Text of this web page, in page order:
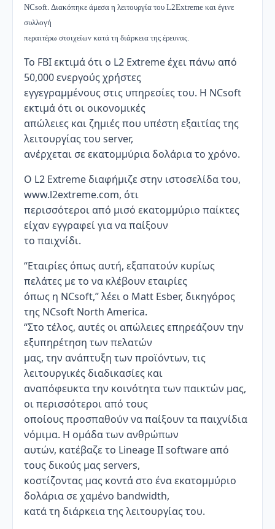
NCsoft. Διακόπηκε άμεσα η λειτουργία του L2Extreme και έγινε
συλλογή
περαιτέρω στοιχείων κατά τη διάρκεια της έρευνας.
Το FBI εκτιμά ότι ο L2 Extreme έχει πάνω από
50,000 ενεργούς χρήστες
εγγεγραμμένους στις υπηρεσίες του. Η NCsoft
εκτιμά ότι οι οικονομικές
απώλειες και ζημιές που υπέστη εξαιτίας της
λειτουργίας του server,
ανέρχεται σε εκατομμύρια δολάρια το χρόνο.
Ο L2 Extreme διαφήμιζε στην ιστοσελίδα του,
www.l2extreme.com, ότι
περισσότεροι από μισό εκατομμύριο παίκτες
είχαν εγγραφεί για να παίξουν
το παιχνίδι.
“Εταιρίες όπως αυτή, εξαπατούν κυρίως
πελάτες με το να κλέβουν εταιρίες
όπως η NCsoft,” λέει ο Matt Esber, δικηγόρος
της NCsoft North America.
“Στο τέλος, αυτές οι απώλειες επηρεάζουν την
εξυπηρέτηση των πελατών
μας, την ανάπτυξη των προϊόντων, τις
λειτουργικές διαδικασίες και
αναπόφευκτα την κοινότητα των παικτών μας,
οι περισσότεροι από τους
οποίους προσπαθούν να παίξουν τα παιχνίδια
νόμιμα. Η ομάδα των ανθρώπων
αυτών, κατέβαζε το Lineage II software από
τους δικούς μας servers,
κοστίζοντας μας κοντά στο ένα εκατομμύριο
δολάρια σε χαμένο bandwidth,
κατά τη διάρκεια της λειτουργίας του.